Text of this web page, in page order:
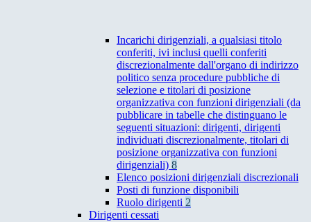
Incarichi dirigenziali, a qualsiasi titolo
conferiti, ivi inclusi quelli conferiti
discrezionalmente dall'organo di indirizzo
politico senza procedure pubbliche di
selezione e titolari di posizione
organizzativa con funzioni dirigenziali (da
pubblicare in tabelle che distinguano le
seguenti situazioni: dirigenti, dirigenti
individuati discrezionalmente, titolari di
posizione organizzativa con funzioni
dirigenziali) 8
Elenco posizioni dirigenziali discrezionali
Posti di funzione disponibili
Ruolo dirigenti 2
Dirigenti cessati